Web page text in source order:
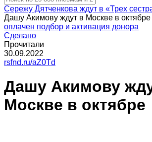
Сережу Дятченкова ждут в «Трех
Дашу Акимову ждут в Москве в октябре
оплачен подбор и активация донора
Сделано
Прочитали
30.09.2022
rsfnd.ru/aZ0Td
Дашу Акимову
Москве в октябре